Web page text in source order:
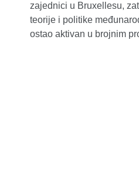
zajednici u Bruxellesu,
teorije i politike
ostao aktivan u brojnim